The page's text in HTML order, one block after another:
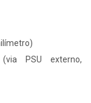
PSU externo,